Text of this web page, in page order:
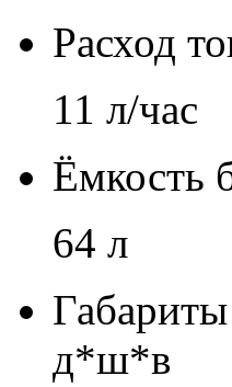
Расход
11 л/час
Ёмкость
64 л
д*ш*в